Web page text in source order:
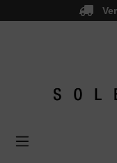
springen